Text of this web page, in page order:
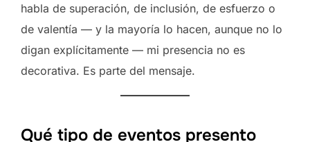
habla de superación, de inclusión, de esfuerzo o
de valentía — y la mayoría lo hacen, aunque no lo
digan explícitamente — mi presencia no es
decorativa. Es parte del mensaje.
Qué tipo de eventos presento